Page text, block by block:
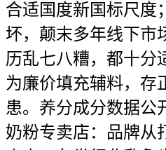
合适国度新国标尺度
坏，颠末多年线下市
历乱七八糟，都十分
为廉价填充辅料，存
患。养分成分数据公
奶粉专卖店：品牌从